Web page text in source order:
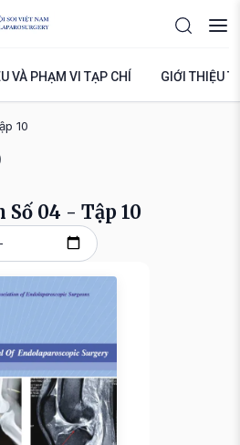
VÀ PHẠM VI TẠP CHÍ GIỚI THIỆU
10
04 - Tập 10